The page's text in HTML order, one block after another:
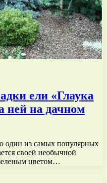
ели «Глаука
ней на дачном
один из самых популярных
своей необычной
цветом…